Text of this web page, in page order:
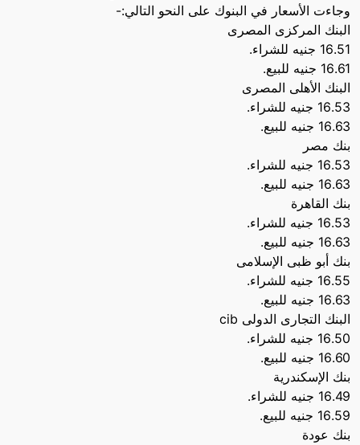
وجاءت الأسعار في البنوك على النحو التالي:-
البنك المركزى المصرى
16.51 جنيه للشراء.
16.61 جنيه للبيع.
البنك الأهلى المصرى
16.53 جنيه للشراء.
16.63 جنيه للبيع.
بنك مصر
16.53 جنيه للشراء.
16.63 جنيه للبيع.
بنك القاهرة
16.53 جنيه للشراء.
16.63 جنيه للبيع.
بنك أبو ظبى الإسلامى
16.55 جنيه للشراء.
16.63 جنيه للبيع.
البنك التجارى الدولى cib
16.50 جنيه للشراء.
16.60 جنيه للبيع.
بنك الإسكندرية
16.49 جنيه للشراء.
16.59 جنيه للبيع.
بنك عودة